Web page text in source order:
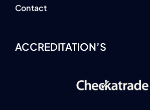
Contact
ACCREDITATION’S